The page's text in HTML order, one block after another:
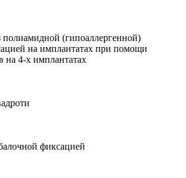
(гипоаллергенной)
на имплантатах при помощи
на 4-х имплантатах
фиксацией